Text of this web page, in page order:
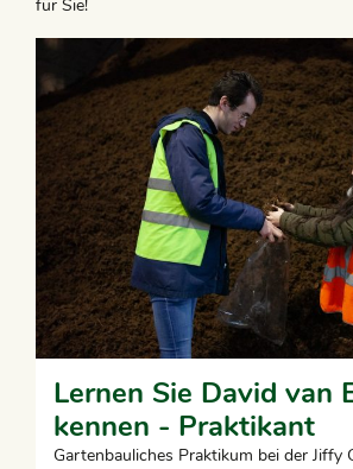
für Sie!
Lernen Sie David van
kennen - Praktikant
Gartenbauliches Praktikum bei der Jiffy